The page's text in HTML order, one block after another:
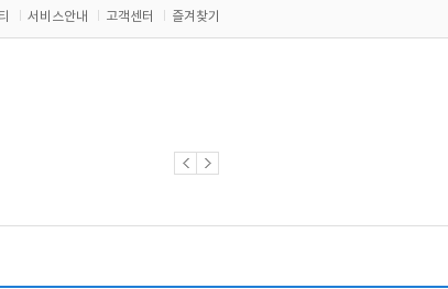
서비스안내 고객센터 즐겨찾기